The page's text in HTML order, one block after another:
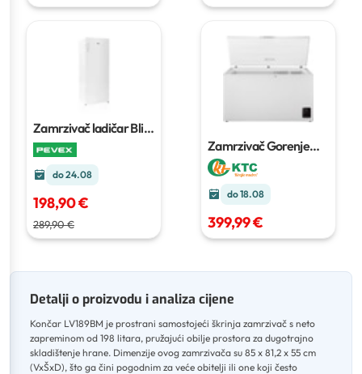
Zamrzivač ladičar Blitz
PVZV-181
do 24.08
198,90 €
289,90 €
Zamrzivač Gorenje
FHC42EAW
do 18.08
399,99 €
Detalji o proizvodu i analiza cijene
Končar LV189BM je prostrani samostojeći škrinja zamrzivač s neto
zapreminom od 198 litara, pružajući obilje prostora za dugotrajno
skladištenje hrane. Dimenzije ovog zamrzivača su 85 x 81,2 x 55 cm
(VxŠxD), što ga čini pogodnim za veće obitelji ili one koji često